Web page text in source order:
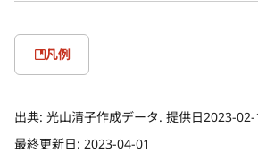
凡例
出典: 光山清子作成データ. 提供日2023-02-
最終更新日: 2023-04-01